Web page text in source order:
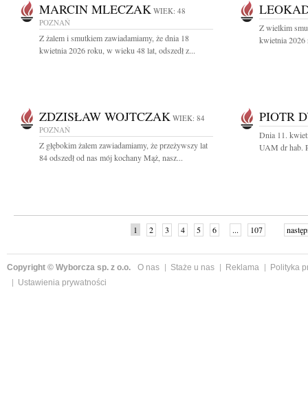
MARCIN MLECZAK WIEK: 48
POZNAŃ
Z żalem i smutkiem zawiadamiamy, że dnia 18
kwietnia 2026 roku, w wieku 48 lat, odszedł z...
Z wielkim
kwietnia 2026
ZDZISŁAW WOJTCZAK WIEK: 84
POZNAŃ
Z głębokim żalem zawiadamiamy, że przeżywszy lat
84 odszedł od nas mój kochany Mąż, nasz...
PIOTR
Dnia 11.
UAM dr hab.
1 2 3 4 5 6 ... 107
Copyright © Wyborcza sp. z o.o. O nas Staże u nas Reklama
Polityka
Ustawienia prywatności